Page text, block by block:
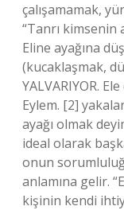
çalışamamak,
“Tanrı kimsenin
Eline ayağına
(kucaklaşmak,
YALVARIYOR.
Eylem. [2]
ayağı olmak
ideal olarak
onun
anlamına gelir.
kişinin kendi